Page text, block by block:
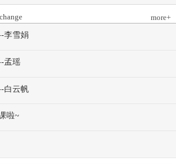
紧随其后，校旗方阵、彩旗方阵依次行
进，彩旗猎猎映晴空，灵动的步伐与明媚
景。全场师生肃立，升国旗、奏唱国歌。
冉冉升起，全体师生行注目礼，目光坚
时代华章。 学院院长白峰致开幕词，
动会是学院践行“健康第一”教育理念、推
院长白峰主持。签约仪式现场气氛庄重而
热烈。 山西省财政税务专科学校党委副
本情况以及党建和思政工作方面的做法进
工作向“有效覆盖”“全面提质”提出几点建
议：一要筑牢组织根基。以党建标准化、
组织生活联过等方式，筑牢学校事业发展
源共享机制，共同开发实践教学基地，打
more+
李雪娟
孟瑶
白云帆
啦~